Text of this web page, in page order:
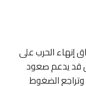
إنهاء الحرب على
قد يدعم صعود
الضغوط